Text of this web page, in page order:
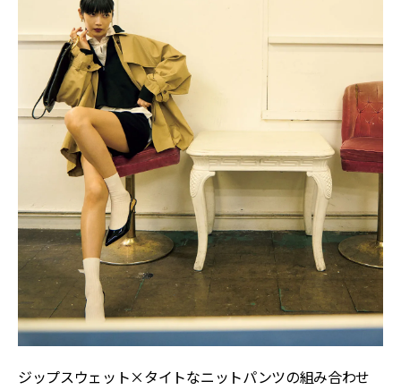
ジップスウェット×タイトなニットパンツの組み合わせ